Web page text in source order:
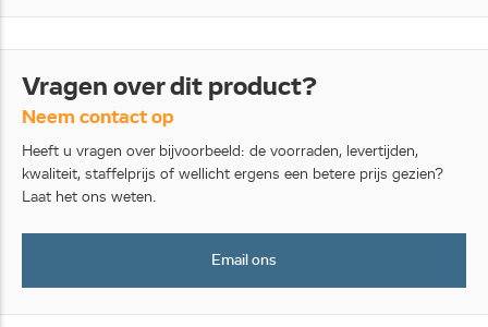
Vragen over dit product?
Neem contact op
Heeft u vragen over bijvoorbeeld: de voorraden, levertijden,
kwaliteit, staffelprijs of wellicht ergens een betere prijs gezien?
Laat het ons weten.
Email ons